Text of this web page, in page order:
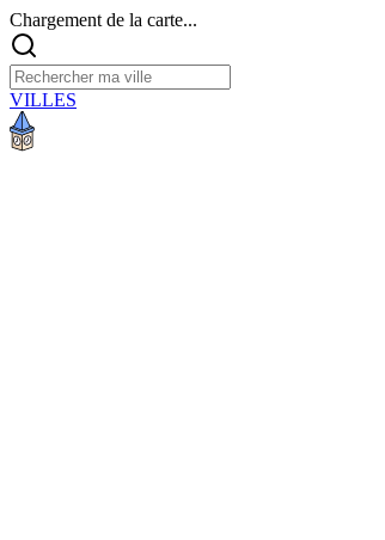
Chargement de la carte...
VILLES